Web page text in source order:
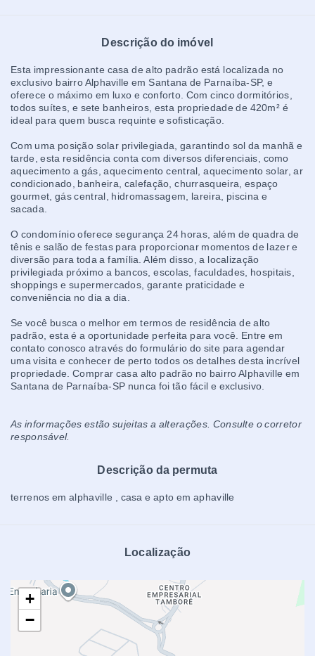
Descrição do imóvel
Esta impressionante casa de alto padrão está localizada no
exclusivo bairro Alphaville em Santana de Parnaíba-SP, e
oferece o máximo em luxo e conforto. Com cinco dormitórios,
todos suítes, e sete banheiros, esta propriedade de 420m² é
ideal para quem busca requinte e sofisticação.
Com uma posição solar privilegiada, garantindo sol da manhã e
tarde, esta residência conta com diversos diferenciais, como
aquecimento a gás, aquecimento central, aquecimento solar, ar
condicionado, banheira, calefação, churrasqueira, espaço
gourmet, gás central, hidromassagem, lareira, piscina e
sacada.
O condomínio oferece segurança 24 horas, além de quadra de
tênis e salão de festas para proporcionar momentos de lazer e
diversão para toda a família. Além disso, a localização
privilegiada próximo a bancos, escolas, faculdades, hospitais,
shoppings e supermercados, garante praticidade e
conveniência no dia a dia.
Se você busca o melhor em termos de residência de alto
padrão, esta é a oportunidade perfeita para você. Entre em
contato conosco através do formulário do site para agendar
uma visita e conhecer de perto todos os detalhes desta incrível
propriedade. Comprar casa alto padrão no bairro Alphaville em
Santana de Parnaíba-SP nunca foi tão fácil e exclusivo.
As informações estão sujeitas a alterações. Consulte o corretor
responsável.
Descrição da permuta
terrenos em alphaville , casa e apto em aphaville
Localização
+
−